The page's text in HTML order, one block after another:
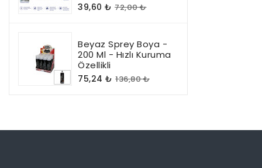
39,60 ₺ 72,00 ₺
Beyaz Sprey Boya -
200 Ml - Hızlı Kuruma
Özellikli
75,24 ₺ 136,80 ₺